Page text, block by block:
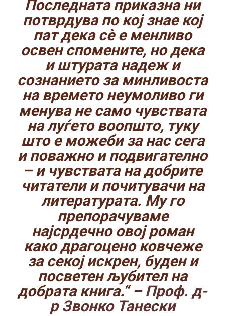
Последната приказна ни
потврдува по кој знае кој
пат дека сè е менливо
освен спомените, но дека
и штурата надеж и
сознанието за минливоста
на времето неумоливо ги
менува не само чувствата
на луѓето воопшто, туку
што е можеби за нас сега
и поважно и подвигателно
– и чувствата на добрите
читатели и почитувачи на
литературата. Му го
препорачуваме
најсрдечно овој роман
како драгоцено ковчеже
за секој искрен, буден и
посветен љубител на
добрата книга.“– Проф. д-
р Звонко Танески